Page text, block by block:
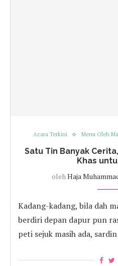
Acara Terkini Menu Oleh
Satu Tin Banyak
Khas
olehHaja
Kadang-kadang, bila dah
berdiri depan dapur pun
peti sejuk masih ada,